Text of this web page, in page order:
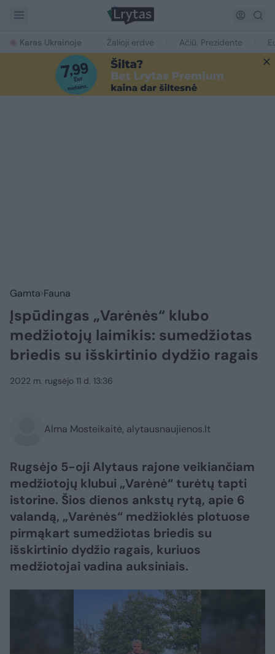
Karas Ukrainoje Žalioji erdvė Ačiū, Prezidente
Gamta Fauna
Įspūdingas „Varėnės“ klubo
medžiotojų laimikis: sumedžiotas
briedis su išskirtinio dydžio ragais
2022 m. rugsėjo 11 d. 13:36
Alma Mosteikaitė, alytausnaujienos.lt
Rugsėjo 5-oji Alytaus rajone veikiančiam
medžiotojų klubui „Varėnė“ turėtų tapti
istorine. Šios dienos ankstų rytą, apie 6
valandą, „Varėnės“ medžioklės plotuose
pirmąkart sumedžiotas briedis su
išskirtinio dydžio ragais, kuriuos
medžiotojai vadina auksiniais.